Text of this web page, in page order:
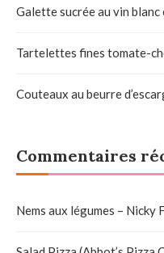
Galette sucrée au vin blanc
Tartelettes fines tomate-
Couteaux au beurre
Commentaires
Nems aux légumes – Nicky